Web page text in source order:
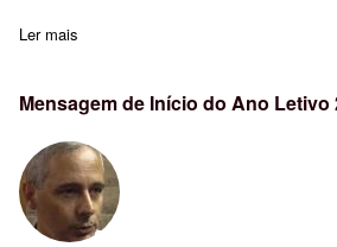
Ler mais
Mensagem de Início do Ano Letivo